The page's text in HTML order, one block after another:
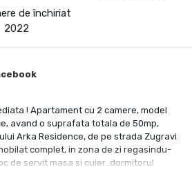
de închiriat
2022
! Apartament cu 2 camere, model
avand o suprafata totala de 50mp,
Arka Residence, de pe strada Zugravi
complet, in zona de zi regasindu-
de servit masa si cuier .dormitorul